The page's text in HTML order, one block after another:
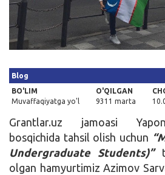
Blog
BO'LIM
Muvaffaqiyatga yo'l
O'QILGAN
9311 marta
Grantlar.uz jamoasi
bosqichida tahsil olish uchun
Undergraduate Students)”
olgan hamyurtimiz Azimov